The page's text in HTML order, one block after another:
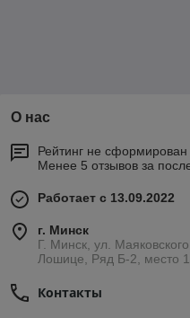
О нас
Рейтинг не сформирован
Менее 5 отзывов за
Работает с 13.09.2022
г. Минск
Г. Минск, ул.
Лошице, Ряд Б-2, место
Контакты